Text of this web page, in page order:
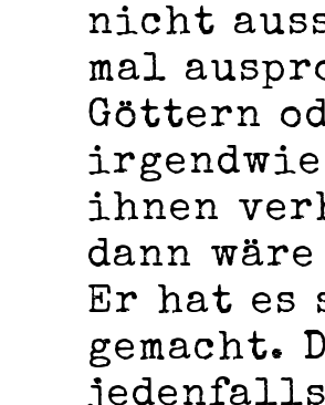
nicht
mal
Göttern
ihnen
dann
Er hat es
gemacht.